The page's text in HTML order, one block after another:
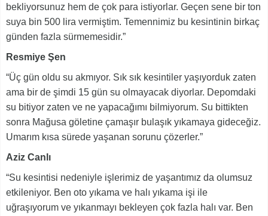
bekliyorsunuz hem de çok para istiyorlar. Geçen sene bir ton
suya bin 500 lira vermiştim. Temennimiz bu kesintinin birkaç
günden fazla sürmemesidir.”
Resmiye Şen
“Üç gün oldu su akmıyor. Sık sık kesintiler yaşıyorduk zaten
ama bir de şimdi 15 gün su olmayacak diyorlar. Depomdaki
su bitiyor zaten ve ne yapacağımı bilmiyorum. Su bittikten
sonra Mağusa göletine çamaşır bulaşık yıkamaya gideceğiz.
Umarım kısa sürede yaşanan sorunu çözerler.”
Aziz Canlı
“Su kesintisi nedeniyle işlerimiz de yaşantımız da olumsuz
etkileniyor. Ben oto yıkama ve halı yıkama işi ile
uğraşıyorum ve yıkanmayı bekleyen çok fazla halı var. Ben